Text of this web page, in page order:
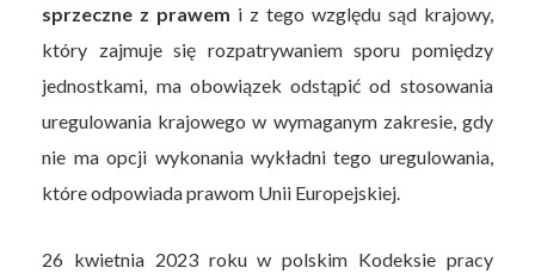
sprzeczne z prawem i z tego względu sąd krajowy,
który zajmuje się rozpatrywaniem sporu pomiędzy
jednostkami, ma obowiązek odstąpić od stosowania
uregulowania krajowego w wymaganym zakresie, gdy
nie ma opcji wykonania wykładni tego uregulowania,
które odpowiada prawom Unii Europejskiej.
26 kwietnia 2023 roku w polskim Kodeksie pracy